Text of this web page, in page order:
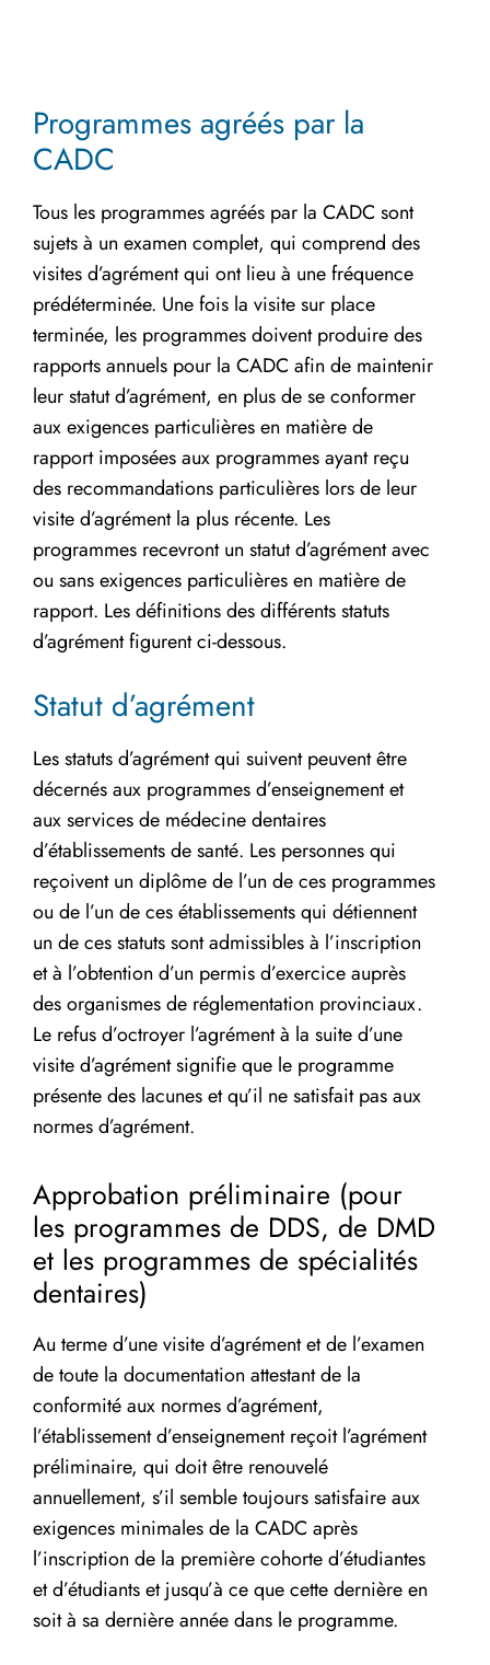
Programmes agréés par la
CADC
Tous les programmes agréés par la CADC sont
sujets à un examen complet, qui comprend des
visites d’agrément qui ont lieu à une fréquence
prédéterminée. Une fois la visite sur place
terminée, les programmes doivent produire des
rapports annuels pour la CADC afin de maintenir
leur statut d’agrément, en plus de se conformer
aux exigences particulières en matière de
rapport imposées aux programmes ayant reçu
des recommandations particulières lors de leur
visite d’agrément la plus récente. Les
programmes recevront un statut d’agrément avec
ou sans exigences particulières en matière de
rapport. Les définitions des différents statuts
d’agrément figurent ci-dessous.
Statut d’agrément
Les statuts d’agrément qui suivent peuvent être
décernés aux programmes d’enseignement et
aux services de médecine dentaires
d’établissements de santé. Les personnes qui
reçoivent un diplôme de l’un de ces programmes
ou de l’un de ces établissements qui détiennent
un de ces statuts sont admissibles à l’inscription
et à l’obtention d’un permis d’exercice auprès
des organismes de réglementation provinciaux.
Le refus d’octroyer l’agrément à la suite d’une
visite d’agrément signifie que le programme
présente des lacunes et qu’il ne satisfait pas aux
normes d’agrément.
Approbation préliminaire (pour
les programmes de DDS, de DMD
et les programmes de spécialités
dentaires)
Au terme d’une visite d’agrément et de l’examen
de toute la documentation attestant de la
conformité aux normes d’agrément,
l’établissement d’enseignement reçoit l’agrément
préliminaire, qui doit être renouvelé
annuellement, s’il semble toujours satisfaire aux
exigences minimales de la CADC après
l’inscription de la première cohorte d’étudiantes
et d’étudiants et jusqu’à ce que cette dernière en
soit à sa dernière année dans le programme.